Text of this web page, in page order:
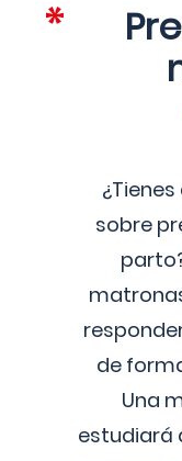
sobre
de
Una
estudiará